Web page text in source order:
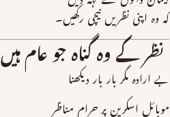
کہ وہ اپنی نظریں نیچی رکھیں۔
نظر کے وہ گناہ جو عام ہیں
بے ارادہ مگر بار بار دیکھنا
موبائل اسکرین پر حرام مناظر